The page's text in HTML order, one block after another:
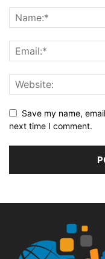
Save my name,
next time I comment.